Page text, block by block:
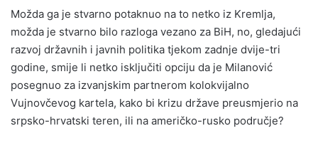
Možda ga je stvarno potaknuo na to netko iz Kremlja,
možda je stvarno bilo razloga vezano za BiH, no, gledajući
razvoj državnih i javnih politika tjekom zadnje dvije-tri
godine, smije li netko isključiti opciju da je Milanović
posegnuo za izvanjskim partnerom kolokvijalno
Vujnovčevog kartela, kako bi krizu države preusmjerio na
srpsko-hrvatski teren, ili na američko-rusko područje?